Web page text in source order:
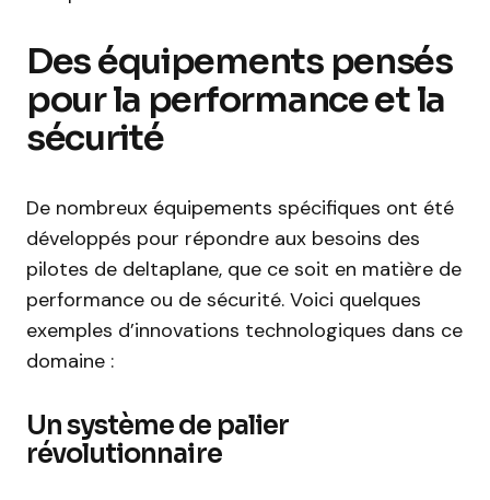
Des équipements pensés
pour la performance et la
sécurité
De nombreux équipements spécifiques ont été
développés pour répondre aux besoins des
pilotes de deltaplane, que ce soit en matière de
performance ou de sécurité. Voici quelques
exemples d’innovations technologiques dans ce
domaine :
Un système de palier
révolutionnaire